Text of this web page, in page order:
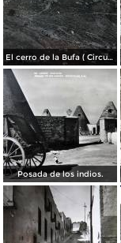
El cerro de la Bufa ( Circulada el 5 de Diciembre de 1910 ).
Posada de los indios.